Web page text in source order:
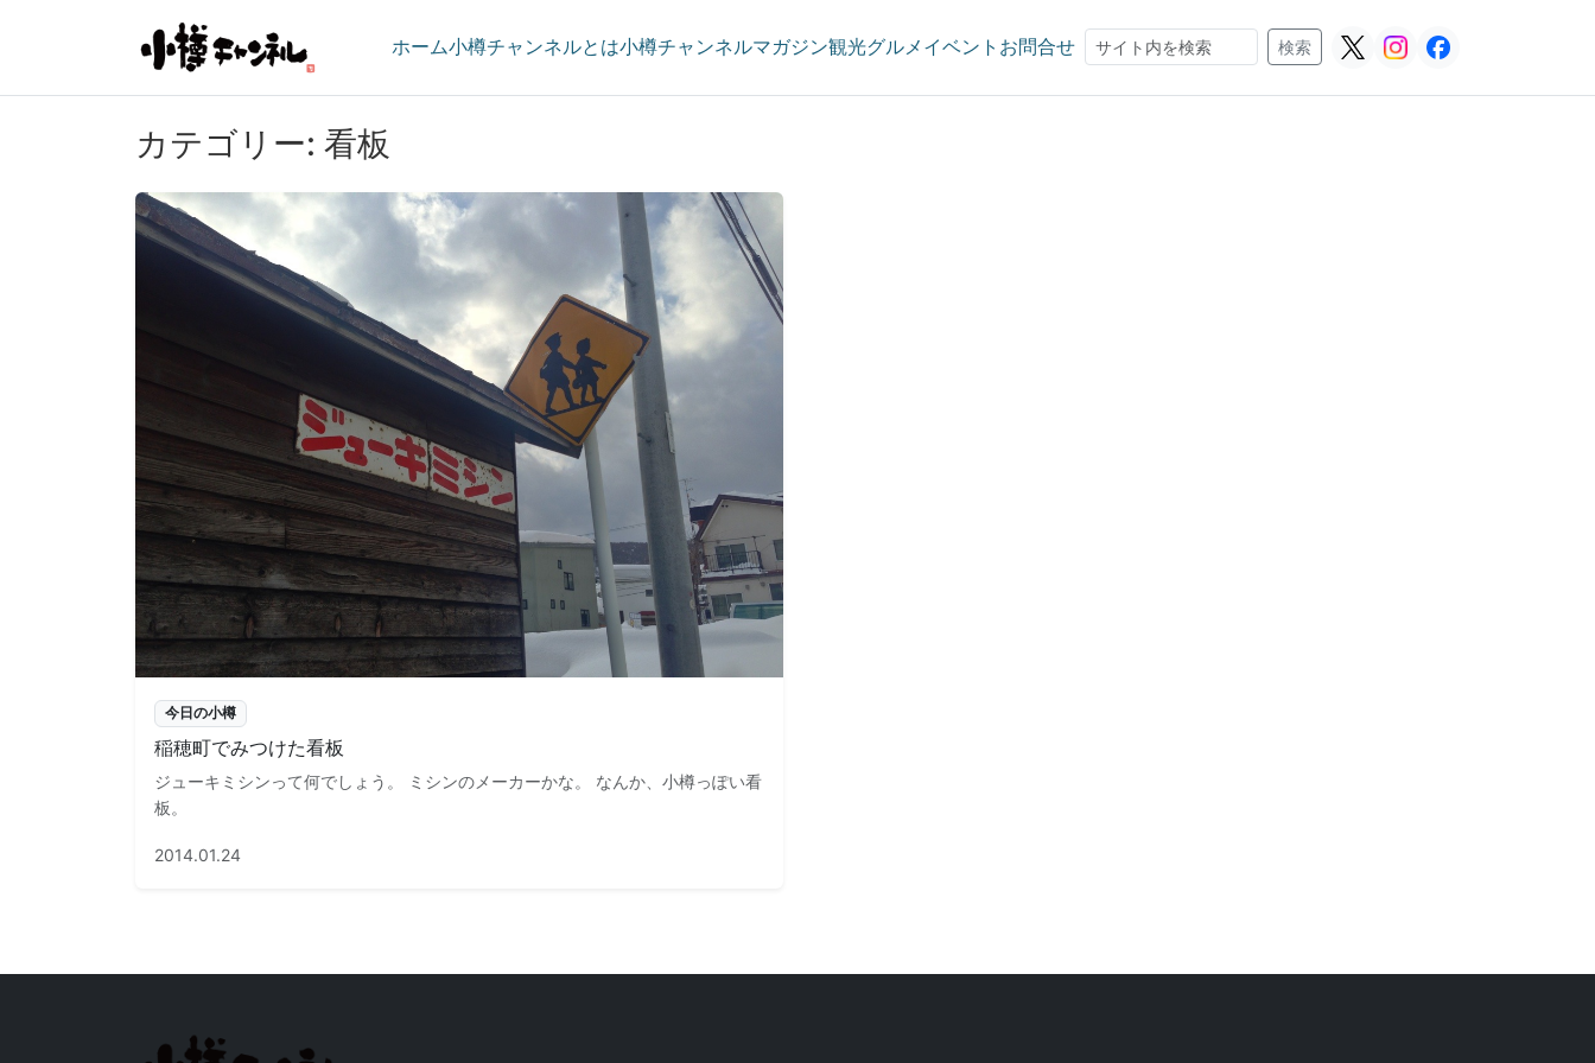
ホーム小樽チャンネルとは小樽チャンネルマガジン観光グルメ イベント お問合せ
検索
検索
カテゴリー: 看板
今日の小樽
稲穂町でみつけた看板
ジューキミシンって何でしょう。 ミシンのメーカーかな。 なんか、小樽っぽい看
板。
2014.01.24